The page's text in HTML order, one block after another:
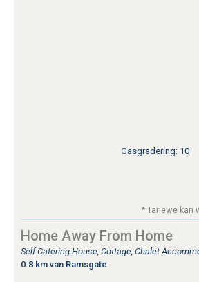
Gasgradering: 10
* Tariewe kan
Home Away From Home
Self Catering House, Cottage, Chalet
0.8 km van Ramsgate